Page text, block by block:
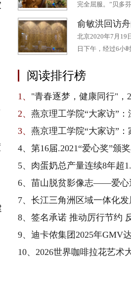
完全屈服。”贝多
北京2020年7月19
日下午，经过6小
阅读排行榜
1、 "青春逐梦，健康同行"，2026年紫竹青春
2、 燕京理工学院“大家访”：深化育人机
3、 燕京理工学院“大家访”：家校共筑
4、 第16届.2021“爱心奖”颁
5、 肉蛋奶总产量连续8年超
6、 苗山脱贫影像志——爱心
7、 长江三角洲区域一体化
8、 签名承诺 推动厉行节约 反对浪
9、 迪卡侬集团2025年GMV达207亿欧元，以全产业链一体化优
10、 2026世界咖啡拉花艺术大赛中国区总决赛收官，雀巢